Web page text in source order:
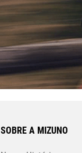
SOBRE A MIZUNO